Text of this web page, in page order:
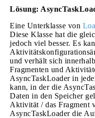
Lösung:
Eine Unterklasse von
Diese Klasse hat die
jedoch viel besser. Es
und verhält sich
Fragmenten und
AsyncTaskLoader in
kann, in der die
Daten in den Speicher
Aktivität / das Fragment
AsyncTaskLoader die